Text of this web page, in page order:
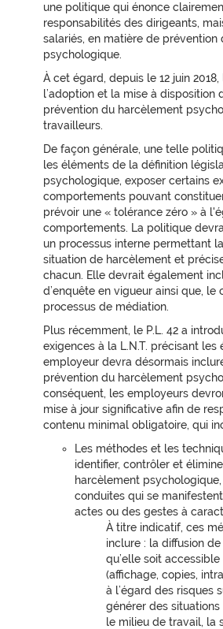
une politique qui énonce
responsabilités des dirigeants,
salariés, en matière de prévention
psychologique.
À cet égard, depuis le 12 juin 2018,
l’adoption et la mise à disposition
prévention du harcèlement
travailleurs.
De façon générale, une telle
les éléments de la définition
psychologique, exposer certains
comportements pouvant
prévoir une « tolérance zéro » à
comportements. La politique
un processus interne permettant
situation de harcèlement et
chacun. Elle devrait également
d’enquête en vigueur ainsi que, le
processus de médiation.
Plus récemment, le P.L. 42 a
exigences à la L.N.T. précisant les
employeur devra désormais
prévention du harcèlement
conséquent, les employeurs
mise à jour significative afin de
contenu minimal obligatoire, qui
Les méthodes et les
identifier, contrôler et
harcèlement
conduites qui se
actes ou des gestes à
À titre indicatif, ces
inclure : la diffusion
qu’elle soit
(affichage, copies,
à l’égard des risques
générer des
le milieu de travail, la